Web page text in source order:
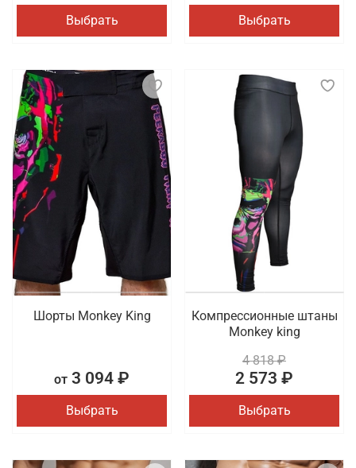
Выбрать Выбрать
Шорты Monkey King
от 3 094 ₽
Выбрать
Компрессионные штаны
Monkey king
4 818 ₽
2 573 ₽
Выбрать